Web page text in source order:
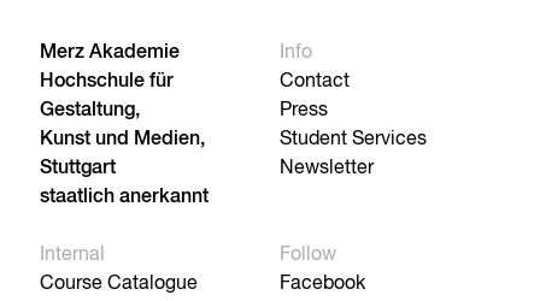
Merz Akademie
Hochschule für
Gestaltung,
Kunst und Medien,
Stuttgart
staatlich anerkannt
Info
Contact
Press
Student Services
Newsletter
Internal
Course Catalogue
Follow
Facebook